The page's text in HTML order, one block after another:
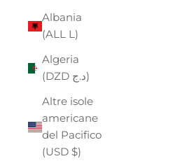
Albania
(ALL L)
Algeria
(DZD د.ج)
Altre isole
americane
del Pacifico
(USD $)